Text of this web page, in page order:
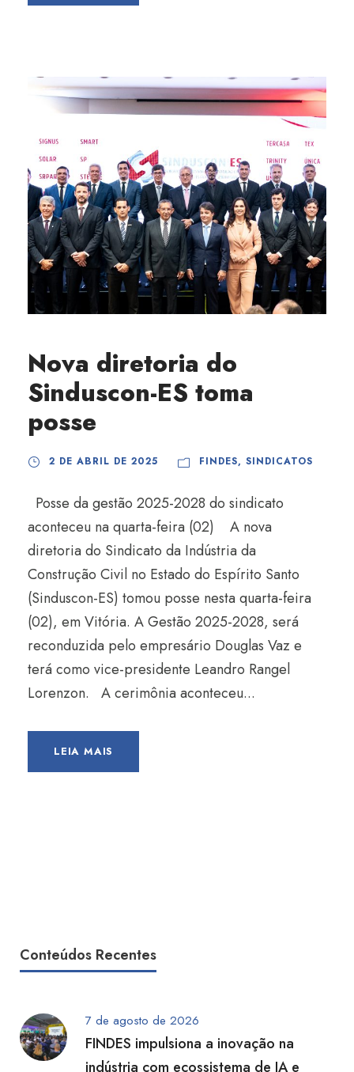
Nova diretoria do
Sinduscon-ES toma
posse
2 DE ABRIL DE 2025 FINDES, SINDICATOS
Posse da gestão 2025-2028 do sindicato
aconteceu na quarta-feira (02) A nova
diretoria do Sindicato da Indústria da
Construção Civil no Estado do Espírito Santo
(Sinduscon-ES) tomou posse nesta quarta-feira
(02), em Vitória. A Gestão 2025-2028, será
reconduzida pelo empresário Douglas Vaz e
terá como vice-presidente Leandro Rangel
Lorenzon. A cerimônia aconteceu...
LEIA MAIS
Conteúdos Recentes
7 de agosto de 2026
FINDES impulsiona a inovação na
indústria com ecossistema de IA e